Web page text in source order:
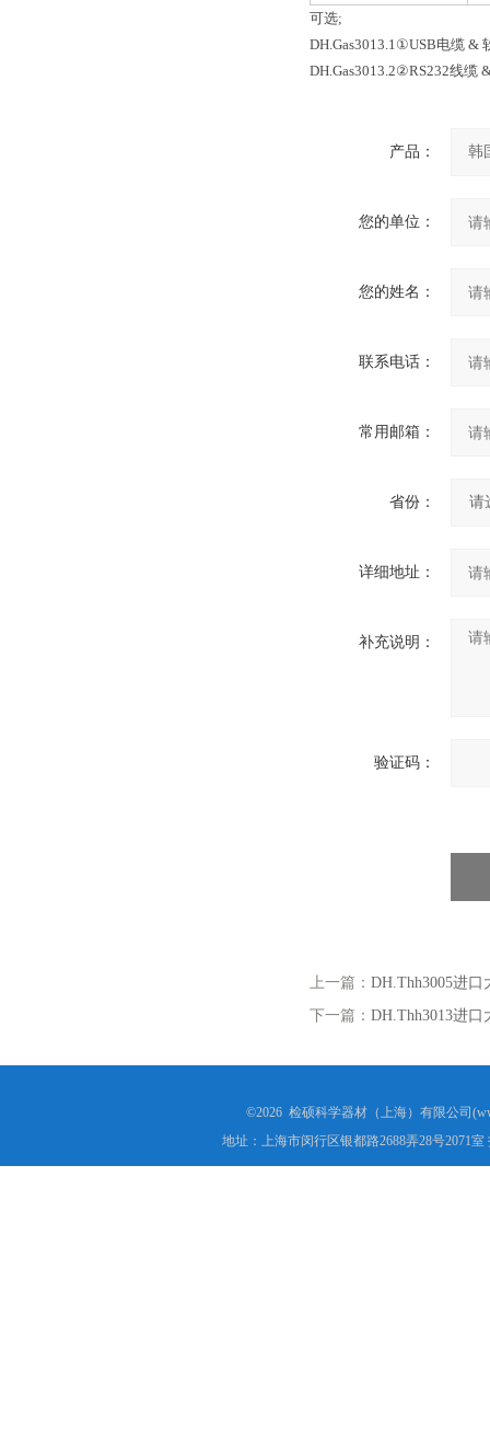
可选;
DH.Gas3013.1①USB电缆 &
DH.Gas3013.2②RS232线缆
产品：
您的单位：
您的姓名：
联系电话：
常用邮箱：
省份：
详细地址：
补充说明：
验证码：
上一篇： DH.Thh3005进
下一篇： DH.Thh3013进
©2026 检硕科学器材（上海）有限公司
地址：上海市闵行区银都路2688弄28号2071室